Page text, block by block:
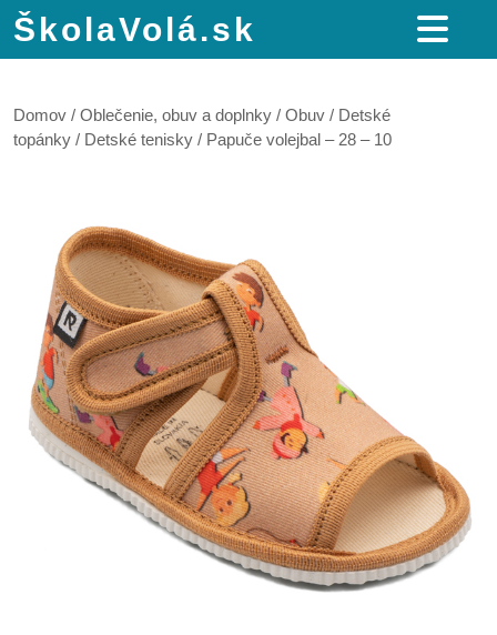
ŠkolaVolá.sk
Domov / Oblečenie, obuv a doplnky / Obuv / Detské
topánky / Detské tenisky / Papuče volejbal – 28 – 10